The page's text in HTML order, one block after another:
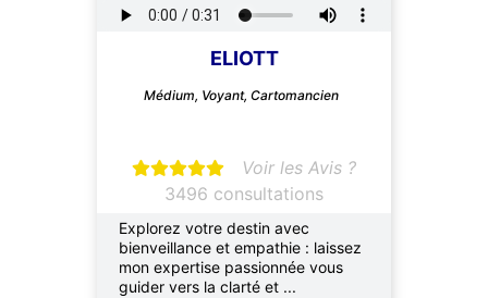
ELIOTT
Médium, Voyant, Cartomancien
Voir les Avis ?
3496 consultations
Explorez votre destin avec
bienveillance et empathie : laissez
mon expertise passionnée vous
guider vers la clarté et ...